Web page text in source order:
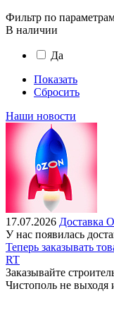
Фильтр по
В наличии
Да
Показать
Сбросить
Наши новости
17.07.2026 Доставка
У нас появилась
Теперь заказывать
RT
Заказывайте
Чистополь не выходя